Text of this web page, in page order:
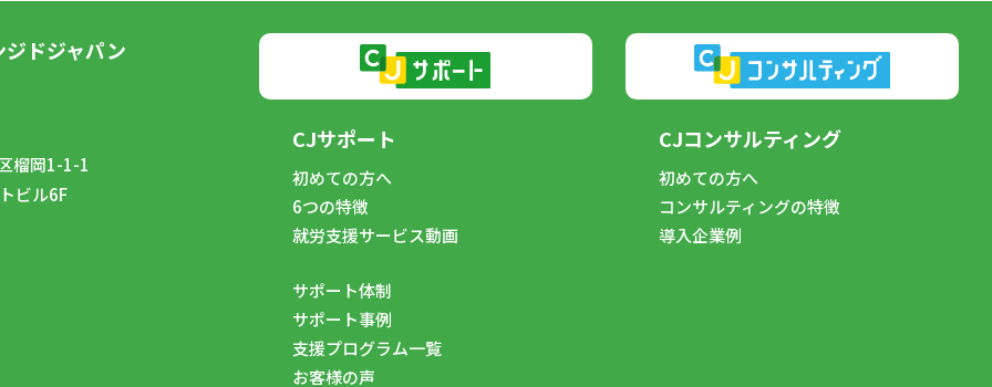
ドジャパン
榴岡1-1-1
ビル6F
CJサポート
初めての方へ
6つの特徴
就労支援サービス動画
サポート体制
サポート事例
支援プログラム一覧
お客様の声
CJコンサルティング
初めての方へ
コンサルティングの特徴
導入企業例